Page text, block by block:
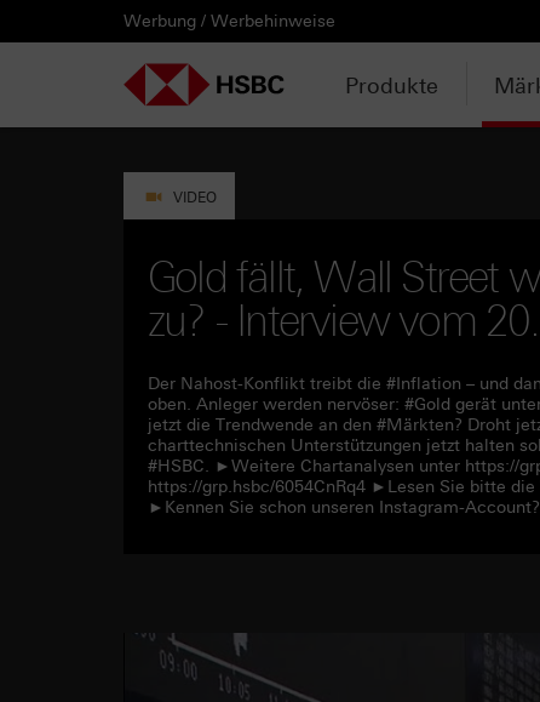
PRODUKTE
HEBELPRODUKTE
MÄRKTE & ANALYSEN
WISSEN & TOOLS
KONTAKT & SERVICE
DOWNLOADCENTER
LÄNDERAUSWAHL
Deutschland
AUSGEWÄHLTE SEITEN
HEBELPRODUKTE
Knock-out-Produkte
Weitere Hebelprodukte
Ausgestoppte Produkte
Intraday-Emissionen
ANLAGEPRODUKTE
Aktien- / Indexanleihen
Discount-Zertifikate
Express-Zertifikate
AKTUELLES
Neuemissionen
Trading-Aktionen
Intraday-Emissionen
ANALYSEN
Daily Trading
Trendkompass
Newsletter-Abonnement
VIDEOS
ntv-Zertifikate mit HSBC
Zertifikate Aktuell mit HSBC
WATCHLIST
Login / Zur Watchlist
WEBINARE
Webinartermine
WISSEN
kostenlose eBooks
Aktien- / Indexanleihen Rechner
Open End Knock-out-Produkte
KONTAKT
Kontaktformular
SERVICE
Wir über uns
DOWNLOADCENTER
Basisprospekte /
Wertpapierbeschreibungen
Unvollständige
Werbung / Werbehinweise
Produkte
VIDEO
Gold fällt, Wall Street
zu? - Interview vom
Der Nahost-Konflikt treibt die #Inflation – und
oben. Anleger werden nervöser: #Gold gerät
jetzt die Trendwende an den #Märkten? Droht
charttechnischen Unterstützungen jetzt halten
#HSBC. ►Weitere Chartanalysen unter https://
https://grp.hsbc/6054CnRq4 ►Lesen Sie bitte
►Kennen Sie schon unseren Instagram-